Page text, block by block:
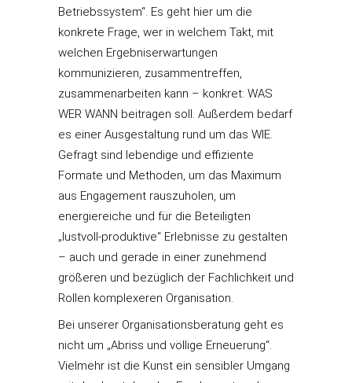
Betriebssystem“. Es geht hier um die
konkrete Frage, wer in welchem Takt, mit
welchen Ergebniserwartungen
kommunizieren, zusammentreffen,
zusammenarbeiten kann – konkret: WAS
WER WANN beitragen soll. Außerdem bedarf
es einer Ausgestaltung rund um das WIE.
Gefragt sind lebendige und effiziente
Formate und Methoden, um das Maximum
aus Engagement rauszuholen, um
energiereiche und für die Beteiligten
„lustvoll-produktive“ Erlebnisse zu gestalten
– auch und gerade in einer zunehmend
größeren und bezüglich der Fachlichkeit und
Rollen komplexeren Organisation.
Bei unserer Organisationsberatung geht es
nicht um „Abriss und völlige Erneuerung“.
Vielmehr ist die Kunst ein sensibler Umgang